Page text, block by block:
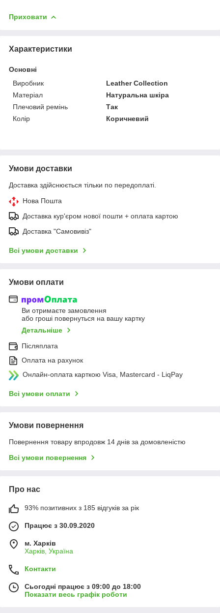
Приховати
Характеристики
Основні
Виробник
Leather Collection
Матеріал
Натуральна шкіра
Плечовий ремінь
Так
Колір
Коричневий
Умови доставки
Доставка здійснюється тільки по передоплаті.
Нова Пошта
Доставка кур'єром нової пошти + оплата картою
Доставка "Самовивіз"
Всі умови доставки
Умови оплати
Ви отримаєте замовлення
або гроші повернуться на вашу картку
Детальніше
Післяплата
Оплата на рахунок
Онлайн-оплата карткою Visa, Mastercard - LiqPay
Всі умови оплати
Умови повернення
Повернення товару впродовж 14 днів за домовленістю
Всі умови повернення
Про нас
93% позитивних з 185 відгуків за рік
Працює з 30.09.2020
м. Харків
Харків, Україна
Контакти
Сьогодні працює з 09:00 до 18:00
Показати весь графік роботи